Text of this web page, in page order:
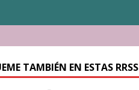
TAMBIÉN EN ESTAS RRSS